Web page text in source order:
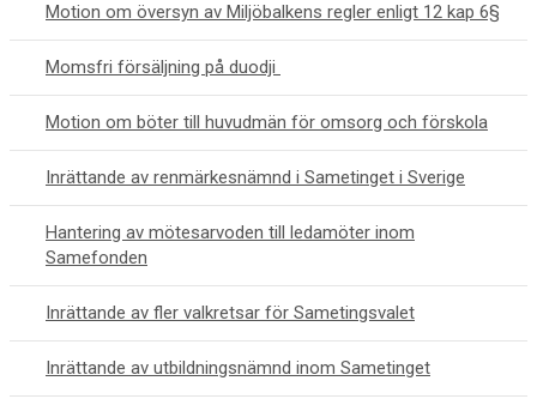
Motion om översyn av Miljöbalkens regler enligt 12 kap 6§
Momsfri försäljning på duodji
Motion om böter till huvudmän för omsorg och förskola
Inrättande av renmärkesnämnd i Sametinget i Sverige
Hantering av mötesarvoden till ledamöter inom
Samefonden
Inrättande av fler valkretsar för Sametingsvalet
Inrättande av utbildningsnämnd inom Sametinget